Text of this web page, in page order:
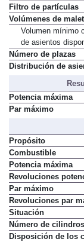
Filtro de partículas
Volúmenes de
Volumen mínimo
de asientos
Número de plazas
Distribución de
Potencia máxima
Par máximo
Propósito
Combustible
Potencia máxima
Revoluciones
Par máximo
Revoluciones par
Situación
Número de cilindros
Disposición de los